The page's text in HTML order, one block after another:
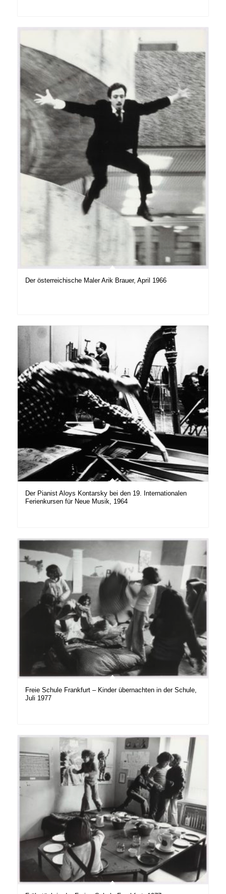
Der österreichische Maler Arik Brauer, April 1966
Der Pianist Aloys Kontarsky bei den 19. Internationalen
Ferienkursen für Neue Musik, 1964
Freie Schule Frankfurt – Kinder übernachten in der Schule,
Juli 1977